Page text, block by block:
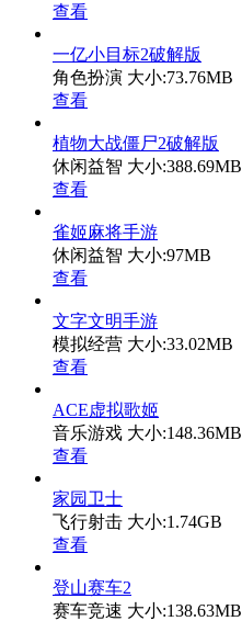
查看
一亿小目标2破解版
角色扮演 大小:73.76MB
查看
植物大战僵尸2破解版
休闲益智 大小:388.69MB
查看
雀姬麻将手游
休闲益智 大小:97MB
查看
文字文明手游
模拟经营 大小:33.02MB
查看
ACE虚拟歌姬
音乐游戏 大小:148.36MB
查看
家园卫士
飞行射击 大小:1.74GB
查看
登山赛车2
赛车竞速 大小:138.63MB